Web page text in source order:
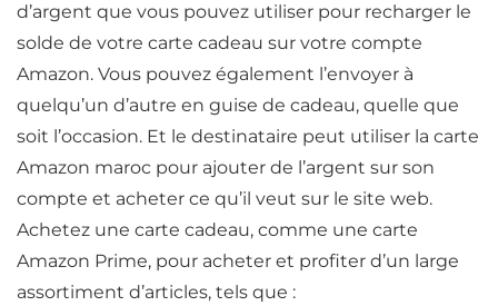
d’argent que vous pouvez utiliser pour recharger le
solde de votre carte cadeau sur votre compte
Amazon. Vous pouvez également l’envoyer à
quelqu’un d’autre en guise de cadeau, quelle que
soit l’occasion. Et le destinataire peut utiliser la carte
Amazon maroc pour ajouter de l’argent sur son
compte et acheter ce qu’il veut sur le site web.
Achetez une carte cadeau, comme une carte
Amazon Prime, pour acheter et profiter d’un large
assortiment d’articles, tels que :